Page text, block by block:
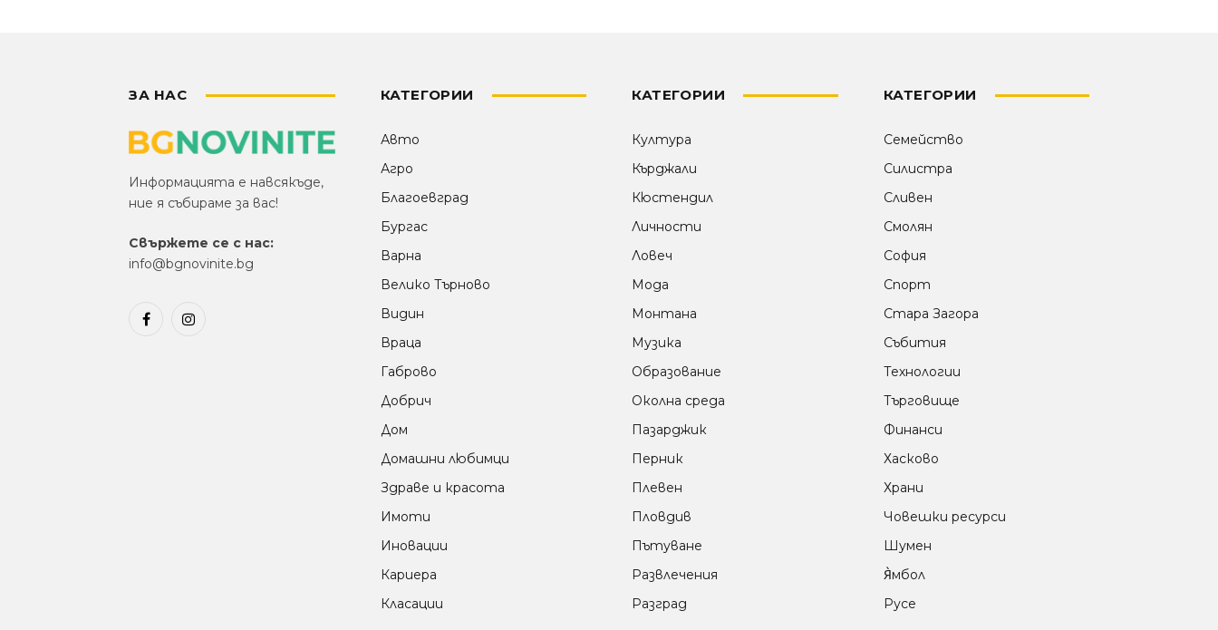
ЗА НАС
Информацията е навсякъде,
ние я събираме за вас!
Свържете се с нас:
info@bgnovinite.bg
FacebookInstagram
КАТЕГОРИИ
Авто
Агро
Благоевград
Бургас
Варна
Велико Търново
Видин
Враца
Габрово
Добрич
Дом
Домашни любимци
Здраве и красота
Имоти
Иновации
Кариера
Класации
КАТЕГОРИИ
Култура
Кърджали
Кюстендил
Личности
Ловеч
Мода
Монтана
Музика
Образование
Околна среда
Пазарджик
Перник
Плевен
Пловдив
Пътуване
Развлечения
Разград
КАТЕГОРИИ
Семейство
Силистра
Сливен
Смолян
София
Спорт
Стара Загора
Събития
Технологии
Търговище
Финанси
Хасково
Храни
Човешки ресурси
Шумен
Я̀мбол
Русе